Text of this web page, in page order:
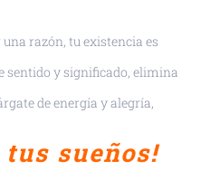
razón, tu existencia es
sentido y significado, elimina
de energía y alegría,
sueños!